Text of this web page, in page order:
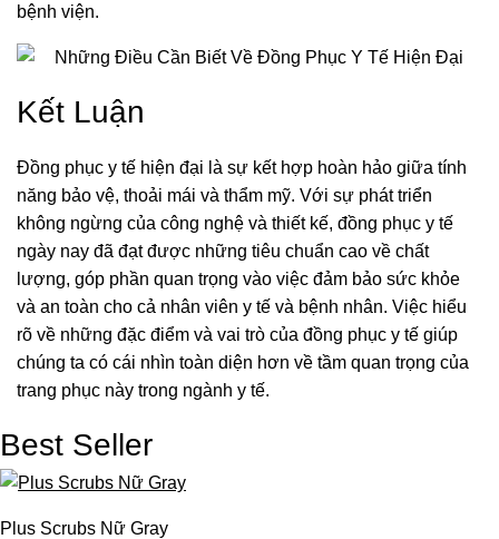
bệnh viện.
Kết Luận
Đồng phục y tế hiện đại là sự kết hợp hoàn hảo giữa tính
năng bảo vệ, thoải mái và thẩm mỹ. Với sự phát triển
không ngừng của công nghệ và thiết kế, đồng phục y tế
ngày nay đã đạt được những tiêu chuẩn cao về chất
lượng, góp phần quan trọng vào việc đảm bảo sức khỏe
và an toàn cho cả nhân viên y tế và bệnh nhân. Việc hiểu
rõ về những đặc điểm và vai trò của đồng phục y tế giúp
chúng ta có cái nhìn toàn diện hơn về tầm quan trọng của
trang phục này trong ngành y tế.
Best Seller
Plus Scrubs Nữ Gray